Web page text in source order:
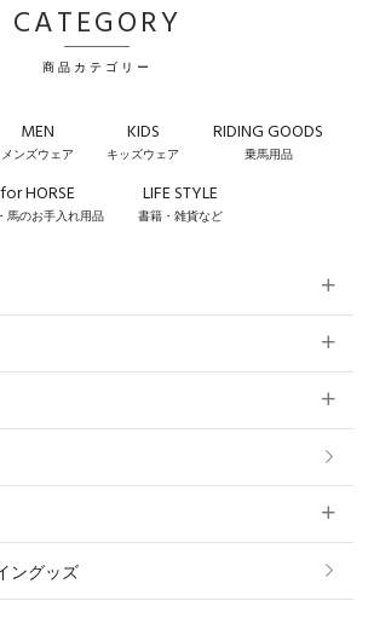
CATEGORY
商品カテゴリー
MEN
メンズウェア
KIDS
キッズウェア
RIDING GOODS
乗馬用品
for HORSE
馬のお手入れ用品
LIFE STYLE
書籍・雑貨など
ト
革 キュロット
革 キュロット
ャツ・タンクトップ
ゾン
ェア
ングッズ